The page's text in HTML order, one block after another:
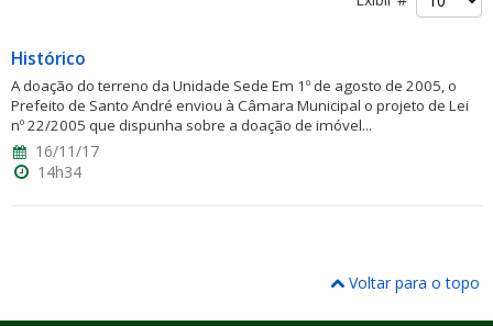
Histórico
A doação do terreno da Unidade Sede Em 1º de agosto de 2005, o
Prefeito de Santo André enviou à Câmara Municipal o projeto de Lei
nº 22/2005 que dispunha sobre a doação de imóvel...
16/11/17
14h34
Voltar para o topo